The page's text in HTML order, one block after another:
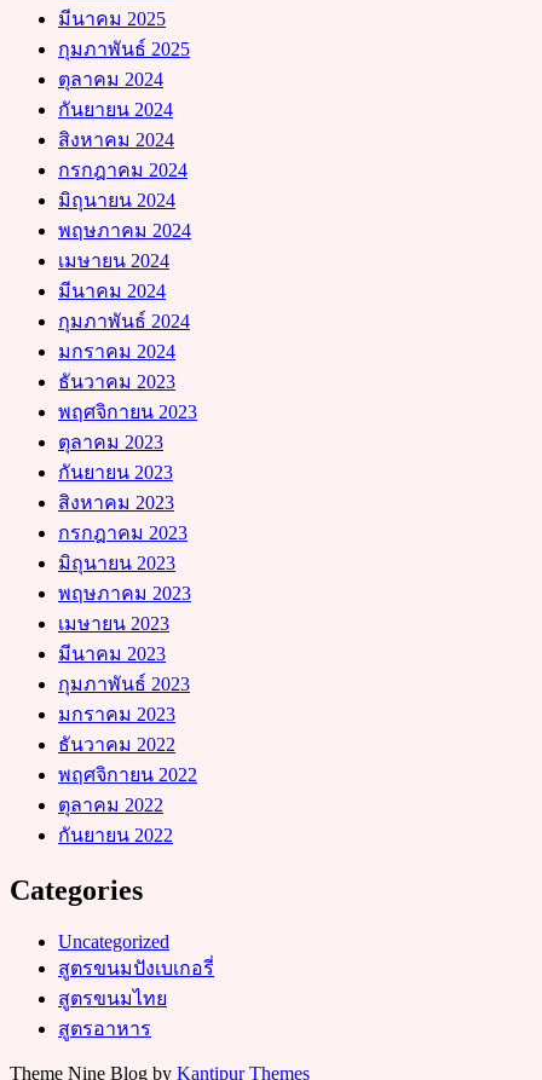
มีนาคม 2025
กุมภาพันธ์ 2025
ตุลาคม 2024
กันยายน 2024
สิงหาคม 2024
กรกฎาคม 2024
มิถุนายน 2024
พฤษภาคม 2024
เมษายน 2024
มีนาคม 2024
กุมภาพันธ์ 2024
มกราคม 2024
ธันวาคม 2023
พฤศจิกายน 2023
ตุลาคม 2023
กันยายน 2023
สิงหาคม 2023
กรกฎาคม 2023
มิถุนายน 2023
พฤษภาคม 2023
เมษายน 2023
มีนาคม 2023
กุมภาพันธ์ 2023
มกราคม 2023
ธันวาคม 2022
พฤศจิกายน 2022
ตุลาคม 2022
กันยายน 2022
Categories
Uncategorized
สูตรขนมปังเบเกอรี่
สูตรขนมไทย
สูตรอาหาร
Theme Nine Blog by Kantipur Themes